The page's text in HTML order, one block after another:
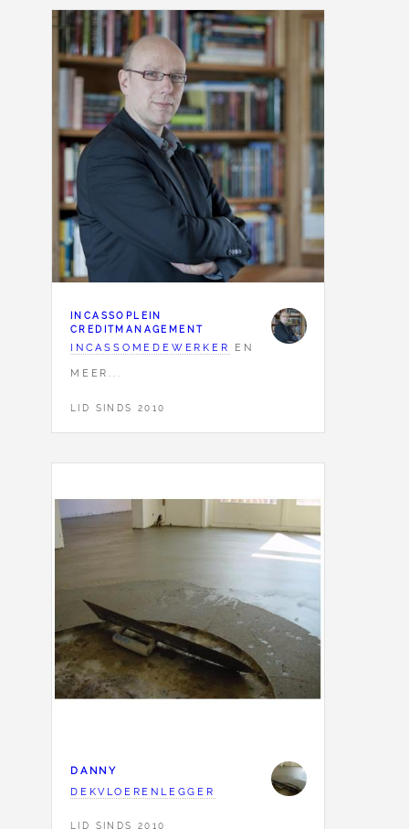
INCASSOPLEIN
CREDITMANAGEMENT
INCASSOMEDEWERKER
EN
MEER...
LID SINDS 2010
DANNY
DEKVLOERENLEGGER
LID SINDS 2010